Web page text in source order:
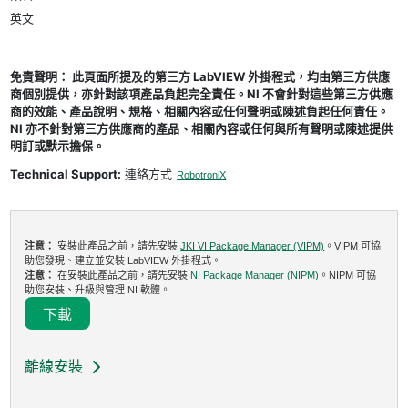
英文
免責聲明： 此頁面所提及的第三方 LabVIEW 外掛程式，均由第三方供應
商個別提供，亦針對該項產品負起完全責任。NI 不會針對這些第三方供應
商的效能、產品說明、規格、相關內容或任何聲明或陳述負起任何責任。
NI 亦不針對第三方供應商的產品、相關內容或任何與所有聲明或陳述提供
明訂或默示擔保。
Technical Support: 連絡方式 RobotroniX
注意：安裝此產品之前，請先安裝JKI VI Package Manager (VIPM) 。VIPM 可協
助您發現、建立並安裝 LabVIEW 外掛程式。
注意：在安裝此產品之前，請先安裝 NI Package Manager (NIPM) 。NIPM 可協
助您安裝、升級與管理 NI 軟體。
下載
離線安裝